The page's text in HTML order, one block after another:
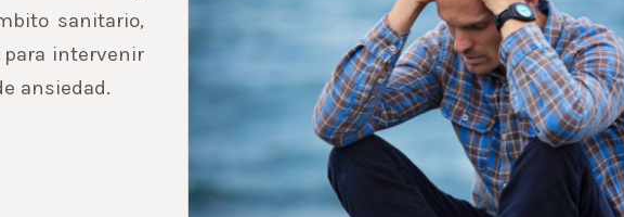
sanitario,
intervenir
ansiedad.